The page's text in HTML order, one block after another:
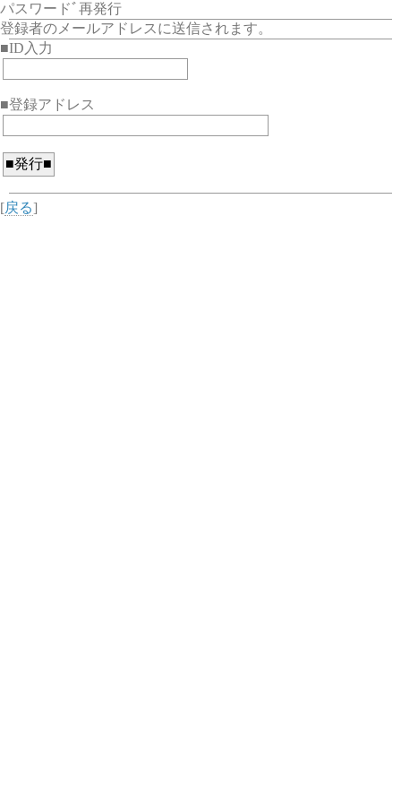
パスワードﾞ再発行
登録者のメールアドレスに送信されます。
■ID入力
■登録アドレス
[戻る]